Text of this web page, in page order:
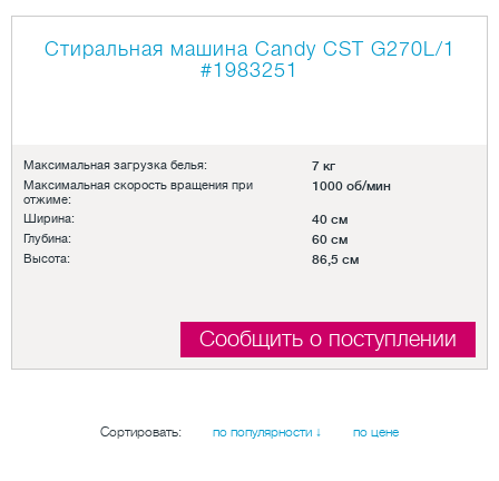
Стиральная машина Candy CST G270L/1
#1983251
Максимальная загрузка белья: 7 кг
Максимальная скорость вращения при
отжиме:
1000 об/мин
Ширина: 40 см
Глубина: 60 см
Высота: 86,5 см
Сообщить о поступлении
Сортировать: по популярности ↓ по цене